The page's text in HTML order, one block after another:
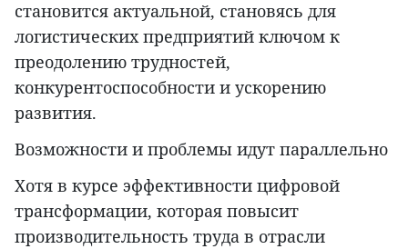
становится актуальной, становясь для
логистических предприятий ключом к
преодолению трудностей,
конкурентоспособности и ускорению
развития.
Возможности и проблемы идут параллельно
Хотя в курсе эффективности цифровой
трансформации, которая повысит
производительность труда в отрасли